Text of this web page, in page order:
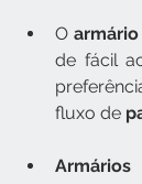
O armário
de fácil
fluxo de